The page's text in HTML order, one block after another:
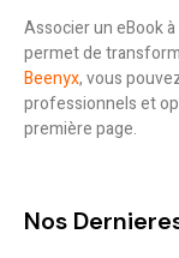
Associer un eBook
permet de
Beenyx, vous
professionnels et
première page.
Nos